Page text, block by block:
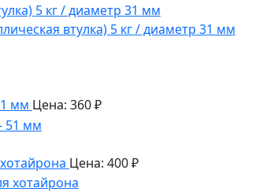
втулка) 5 кг / диаметр 31 мм
мм Цена: 360 ₽
Цена: 400 ₽